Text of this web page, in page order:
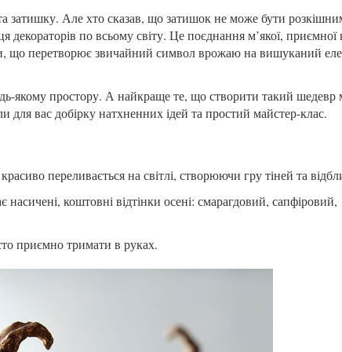
затишку. Але хто сказав, що затишок не може бути
по всьому світу. Це поєднання м’якої, приємної
що перетворює звичайний символ врожаю на вишуканий
якому простору. А найкраще те, що створити такий
для вас добірку натхненних ідей та простий майстер-клас.
переливається на світлі, створюючи гру тіней та
насичені, коштовні відтінки осені: смарагдовий, сапфіровий,
приємно тримати в руках.